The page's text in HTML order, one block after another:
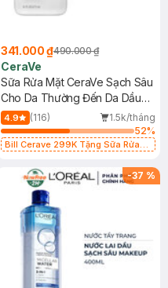
341.000 ₫490.000 ₫
CeraVe
Sữa Rửa Mặt CeraVe Sạch Sâu
Cho Da Thường Đến Da Dầu
473ml
4.9 (116)
1.5k/tháng
52%
Bill Cerave 299K Tặng Sữa Rửa
-37 %